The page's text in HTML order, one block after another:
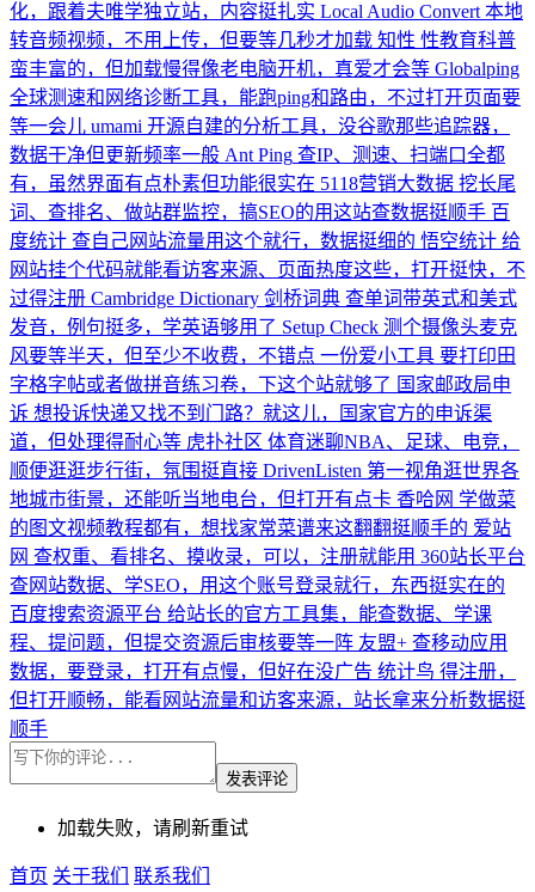
化，跟着夫唯学独立站，内容挺扎实 Local Audio Convert 本地
转音频视频，不用上传，但要等几秒才加载 知性 性教育科普
蛮丰富的，但加载慢得像老电脑开机，真爱才会等 Globalping
全球测速和网络诊断工具，能跑ping和路由，不过打开页面要
等一会儿 umami 开源自建的分析工具，没谷歌那些追踪器，
数据干净但更新频率一般 Ant Ping 查IP、测速、扫端口全都
有，虽然界面有点朴素但功能很实在 5118营销大数据 挖长尾
词、查排名、做站群监控，搞SEO的用这站查数据挺顺手 百
度统计 查自己网站流量用这个就行，数据挺细的 悟空统计 给
网站挂个代码就能看访客来源、页面热度这些，打开挺快，不
过得注册 Cambridge Dictionary 剑桥词典 查单词带英式和美式
发音，例句挺多，学英语够用了 Setup Check 测个摄像头麦克
风要等半天，但至少不收费，不错点 一份爱小工具 要打印田
字格字帖或者做拼音练习卷，下这个站就够了 国家邮政局申
诉 想投诉快递又找不到门路？就这儿，国家官方的申诉渠
道，但处理得耐心等 虎扑社区 体育迷聊NBA、足球、电竞，
顺便逛逛步行街，氛围挺直接 DrivenListen 第一视角逛世界各
地城市街景，还能听当地电台，但打开有点卡 香哈网 学做菜
的图文视频教程都有，想找家常菜谱来这翻翻挺顺手的 爱站
网 查权重、看排名、摸收录，可以，注册就能用 360站长平台
查网站数据、学SEO，用这个账号登录就行，东西挺实在的
百度搜索资源平台 给站长的官方工具集，能查数据、学课
程、提问题，但提交资源后审核要等一阵 友盟+ 查移动应用
数据，要登录，打开有点慢，但好在没广告 统计鸟 得注册，
但打开顺畅，能看网站流量和访客来源，站长拿来分析数据挺
顺手
发表评论
加载失败，请刷新重试
首页 关于我们 联系我们